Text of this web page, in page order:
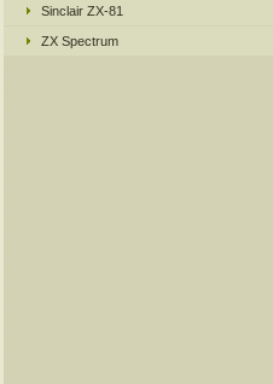
Sinclair ZX-81
ZX Spectrum